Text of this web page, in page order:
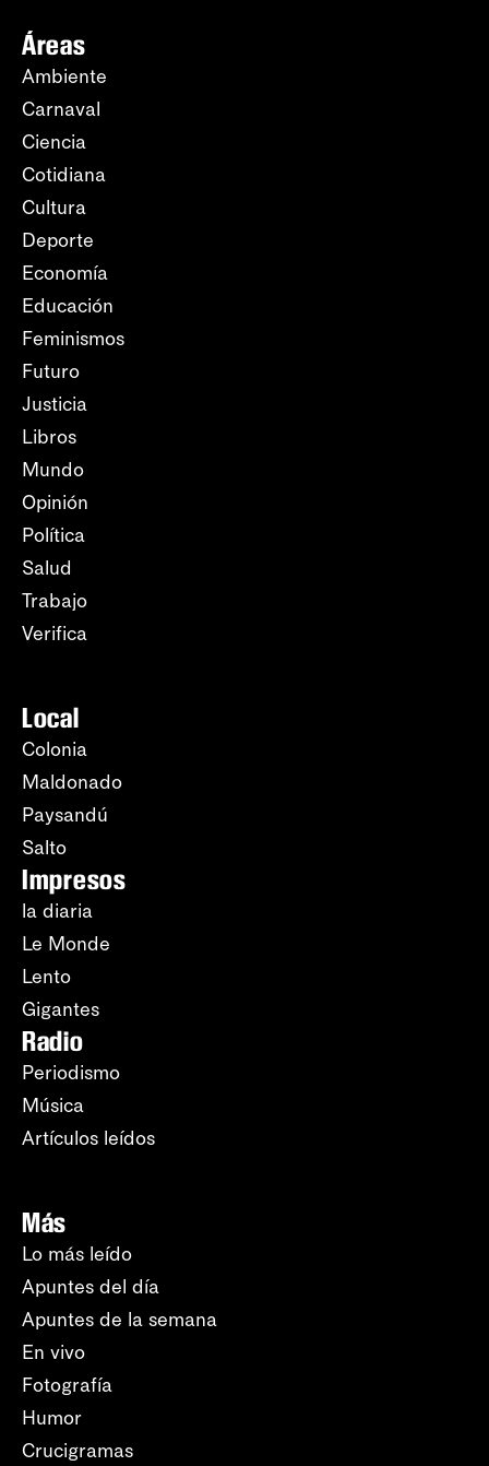
Áreas
Ambiente
Carnaval
Ciencia
Cotidiana
Cultura
Deporte
Economía
Educación
Feminismos
Futuro
Justicia
Libros
Mundo
Opinión
Política
Salud
Trabajo
Verifica
Local
Colonia
Maldonado
Paysandú
Salto
Impresos
la diaria
Le Monde
Lento
Gigantes
Radio
Periodismo
Música
Artículos leídos
Más
Lo más leído
Apuntes del día
Apuntes de la semana
En vivo
Fotografía
Humor
Crucigramas